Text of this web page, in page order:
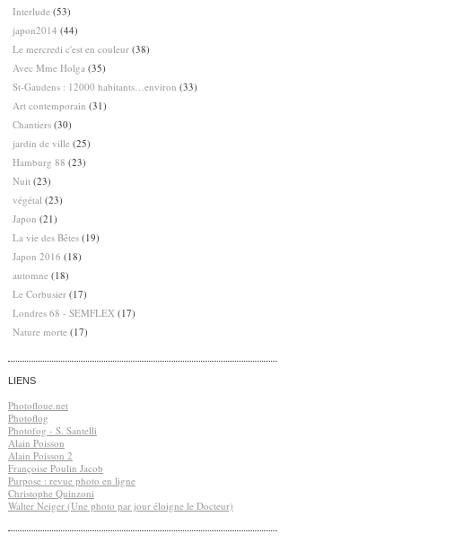
Interlude (53)
japon2014 (44)
Le mercredi c'est en couleur (38)
Avec Mme Holga (35)
St-Gaudens : 12000 habitants…environ (33)
Art contemporain (31)
Chantiers (30)
jardin de ville (25)
Hamburg 88 (23)
Nuit (23)
végétal (23)
Japon (21)
La vie des Bêtes (19)
Japon 2016 (18)
automne (18)
Le Corbusier (17)
Londres 68 - SEMFLEX (17)
Nature morte (17)
LIENS
Photofloue.net
Photoflog
Photofog - S. Santelli
Alain Poisson
Alain Poisson 2
Françoise Poulin Jacob
Purpose : revue photo en ligne
Christophe Quinzoni
Walter Neiger (Une photo par jour éloigne le Docteur)